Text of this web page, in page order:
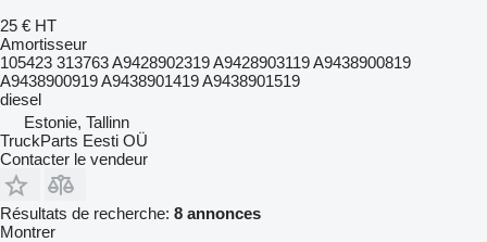
25 € HT
Amortisseur
105423 313763 A9428902319 A9428903119 A9438900819
A9438900919 A9438901419 A9438901519
diesel
Estonie, Tallinn
TruckParts Eesti OÜ
Contacter le vendeur
Résultats de recherche: 8 annonces
Montrer